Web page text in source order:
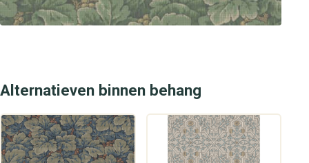
Alternatieven binnen behang